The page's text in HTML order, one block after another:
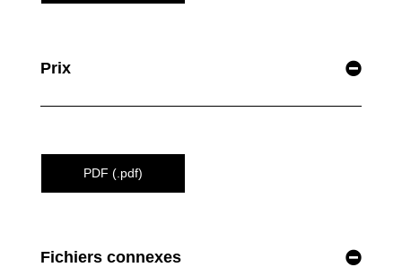
Prix
PDF (.pdf)
Fichiers connexes